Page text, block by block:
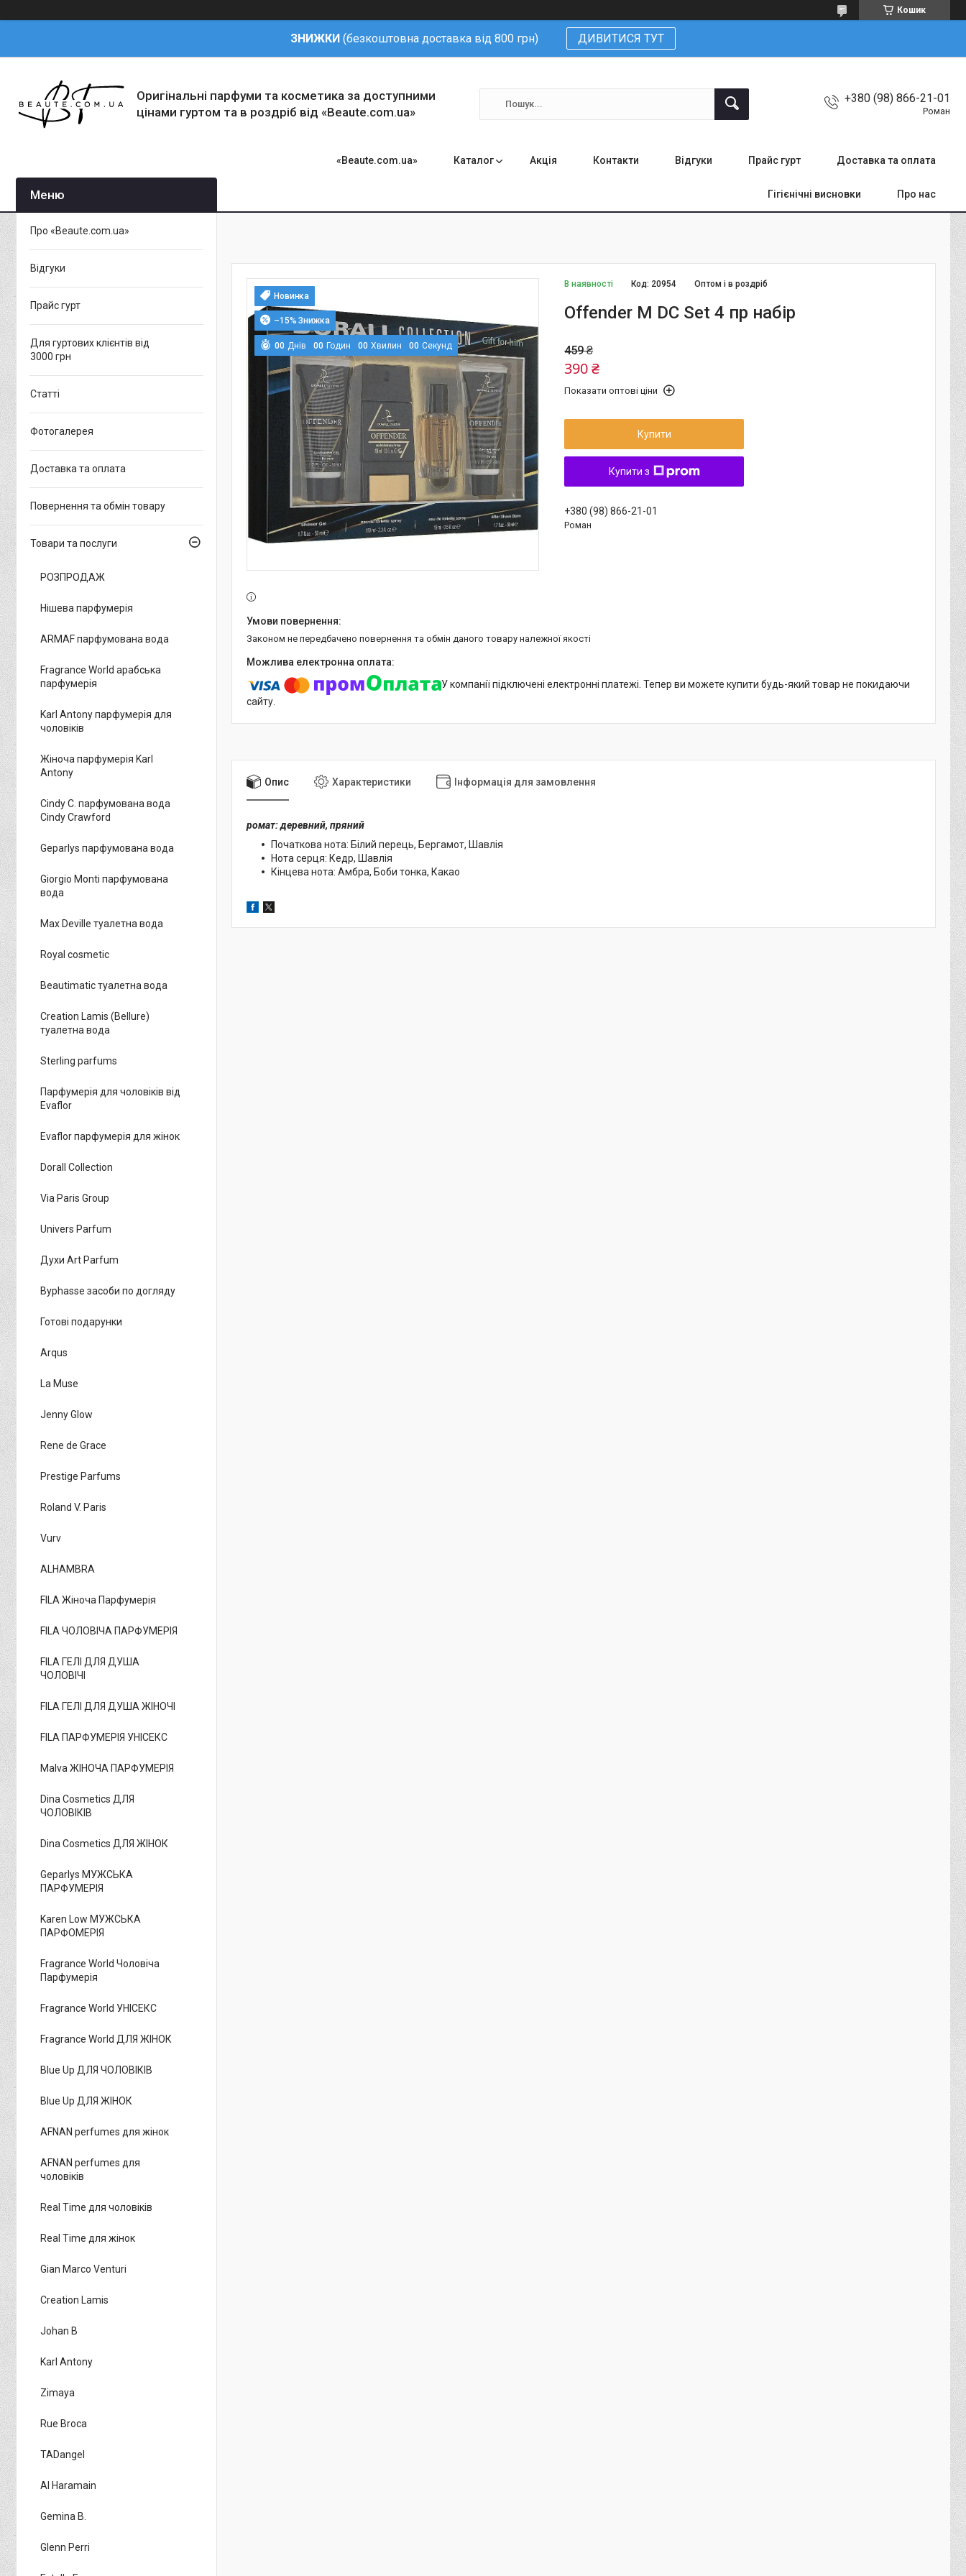
Кошик
ЗНИЖКИ (безкоштовна доставка від 800 грн) ДИВИТИСЯ ТУТ
Оригінальні парфуми та косметика за доступними
цінами гуртом та в роздріб від «Beaute.com.ua»
+380 (98) 866-21-01
Роман
«Beaute.com.ua» Каталог Акція Контакти Відгуки Прайс гурт Доставка та оплата
Гігієнічні висновки Про нас
Новинка
–15%
00 Днів 00 Годин 00 Хвилин 00 Секунд
В наявності Оптом і в роздріб
Код: 20954
Offender M DC Set 4 пр набір
459 ₴
390 ₴
Показати оптові ціни
Купити
Купити з
+380 (98) 866-21-01
Роман
Законом не передбачено повернення та обмін даного товару належної якості
У компанії підключені електронні платежі. Тепер ви можете купити будь-який товар не покидаючи
сайту.
Опис Характеристики Інформація для замовлення
ромат: деревний, пряний
Початкова нота: Білий перець, Бергамот, Шавлія
Нота серця: Кедр, Шавлія
Кінцева нота: Амбра, Боби тонка, Какао
Про «Beaute.com.ua»
Відгуки
Прайс гурт
Для гуртових клієнтів від
3000 грн
Статті
Фотогалерея
Доставка та оплата
Повернення та обмін товару
Товари та послуги
РОЗПРОДАЖ
Нішева парфумерія
ARMAF парфумована вода
Fragrance World арабська
парфумерія
Karl Antony парфумерія для
чоловіків
Жіноча парфумерія Karl
Antony
Cindy C. парфумована вода
Cindy Crawford
Geparlys парфумована вода
Giorgio Monti парфумована
вода
Max Deville туалетна вода
Royal cosmetic
Beautimatic туалетна вода
Creation Lamis (Bellure)
туалетна вода
Sterling parfums
Парфумерія для чоловіків від
Evaflor
Evaflor парфумерія для жінок
Dorall Collection
Via Paris Group
Univers Parfum
Духи Art Parfum
Byphasse засоби по догляду
Готові подарунки
Arqus
La Muse
Jenny Glow
Rene de Grace
Prestige Parfums
Roland V. Paris
Vurv
ALHAMBRA
FILA Жіноча Парфумерія
FILA ЧОЛОВІЧА ПАРФУМЕРІЯ
FILA ГЕЛІ ДЛЯ ДУША
ЧОЛОВІЧІ
FILA ГЕЛІ ДЛЯ ДУША ЖІНОЧІ
FILA ПАРФУМЕРІЯ УНІСЕКС
Malva ЖІНОЧА ПАРФУМЕРІЯ
Dina Cosmetics ДЛЯ
ЧОЛОВІКІВ
Dina Cosmetics ДЛЯ ЖІНОК
Geparlys МУЖСЬКА
ПАРФУМЕРІЯ
Karen Low МУЖСЬКА
ПАРФОМЕРІЯ
Fragrance World Чоловіча
Парфумерія
Fragrance World УНІСЕКС
Fragrance World ДЛЯ ЖІНОК
Blue Up ДЛЯ ЧОЛОВІКІВ
Blue Up ДЛЯ ЖІНОК
AFNAN perfumes для жінок
AFNAN perfumes для
чоловіків
Real Time для чоловіків
Real Time для жінок
Gian Marco Venturi
Creation Lamis
Johan B
Karl Antony
Zimaya
Rue Broca
TADangel
Al Haramain
Gemina B.
Glenn Perri